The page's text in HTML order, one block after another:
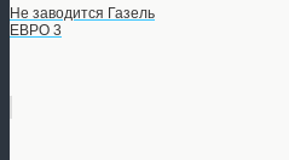
Не заводится Газель
ЕВРО 3